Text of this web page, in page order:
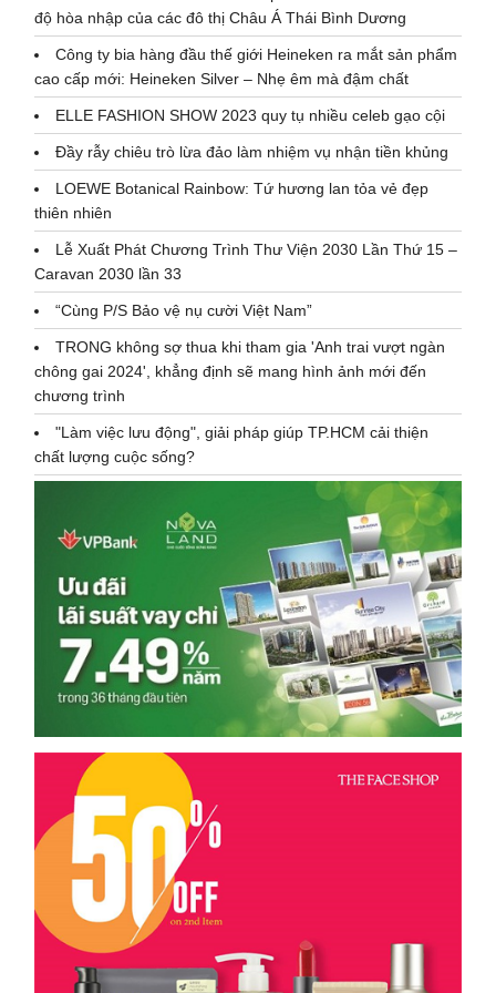
độ hòa nhập của các đô thị Châu Á Thái Bình Dương
Công ty bia hàng đầu thế giới Heineken ra mắt sản phẩm
cao cấp mới: Heineken Silver – Nhẹ êm mà đậm chất
ELLE FASHION SHOW 2023 quy tụ nhiều celeb gạo cội
Đầy rẫy chiêu trò lừa đảo làm nhiệm vụ nhận tiền khủng
LOEWE Botanical Rainbow: Tứ hương lan tỏa vẻ đẹp
thiên nhiên
Lễ Xuất Phát Chương Trình Thư Viện 2030 Lần Thứ 15 –
Caravan 2030 lần 33
“Cùng P/S Bảo vệ nụ cười Việt Nam”
TRONG không sợ thua khi tham gia 'Anh trai vượt ngàn
chông gai 2024', khẳng định sẽ mang hình ảnh mới đến
chương trình
"Làm việc lưu động", giải pháp giúp TP.HCM cải thiện
chất lượng cuộc sống?